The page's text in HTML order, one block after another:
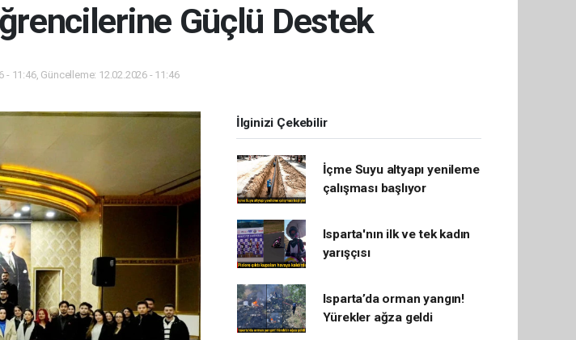
Güçlü Destek
- 11:46, Güncelleme: 12.02.2026 - 11:46
İlginizi Çekebilir
İçme Suyu altyapı yenileme
çalışması başlıyor
Isparta'nın ilk ve tek kadın
yarışçısı
Isparta’da orman yangın!
Yürekler ağza geldi